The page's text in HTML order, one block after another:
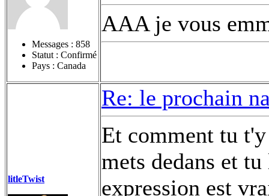
Messages : 858
Statut : Confirmé
Pays : Canada
AAA je vous
litleTwist
Re: le prochain
Et comment tu
mets dedans et
expression est